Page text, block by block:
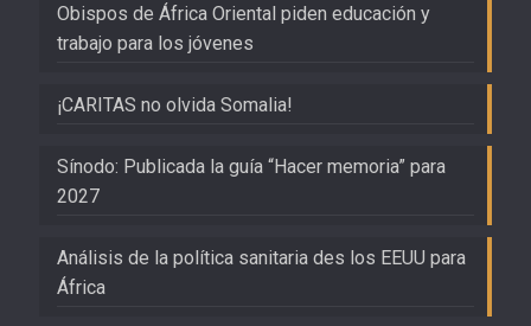
Obispos de África Oriental piden educación y
trabajo para los jóvenes
¡CARITAS no olvida Somalia!
Sínodo: Publicada la guía “Hacer memoria” para
2027
Análisis de la política sanitaria des los EEUU para
África